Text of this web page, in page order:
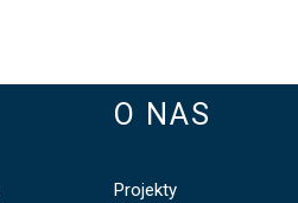
O NAS
Projekty